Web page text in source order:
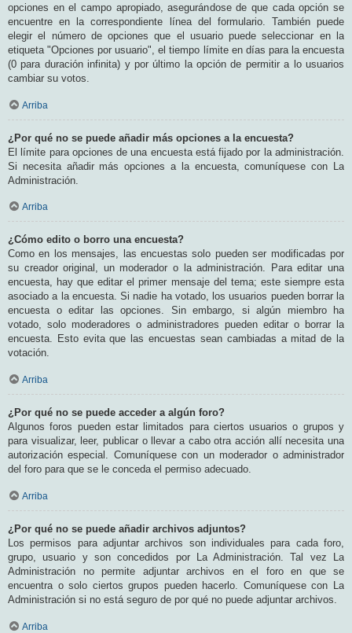
opciones en el campo apropiado, asegurándose de que cada opción se
encuentre en la correspondiente línea del formulario. También puede
elegir el número de opciones que el usuario puede seleccionar en la
etiqueta "Opciones por usuario", el tiempo límite en días para la encuesta
(0 para duración infinita) y por último la opción de permitir a lo usuarios
cambiar su votos.
Arriba
¿Por qué no se puede añadir más opciones a la encuesta?
El límite para opciones de una encuesta está fijado por la administración.
Si necesita añadir más opciones a la encuesta, comuníquese con La
Administración.
Arriba
¿Cómo edito o borro una encuesta?
Como en los mensajes, las encuestas solo pueden ser modificadas por
su creador original, un moderador o la administración. Para editar una
encuesta, hay que editar el primer mensaje del tema; este siempre esta
asociado a la encuesta. Si nadie ha votado, los usuarios pueden borrar la
encuesta o editar las opciones. Sin embargo, si algún miembro ha
votado, solo moderadores o administradores pueden editar o borrar la
encuesta. Esto evita que las encuestas sean cambiadas a mitad de la
votación.
Arriba
¿Por qué no se puede acceder a algún foro?
Algunos foros pueden estar limitados para ciertos usuarios o grupos y
para visualizar, leer, publicar o llevar a cabo otra acción allí necesita una
autorización especial. Comuníquese con un moderador o administrador
del foro para que se le conceda el permiso adecuado.
Arriba
¿Por qué no se puede añadir archivos adjuntos?
Los permisos para adjuntar archivos son individuales para cada foro,
grupo, usuario y son concedidos por La Administración. Tal vez La
Administración no permite adjuntar archivos en el foro en que se
encuentra o solo ciertos grupos pueden hacerlo. Comuníquese con La
Administración si no está seguro de por qué no puede adjuntar archivos.
Arriba